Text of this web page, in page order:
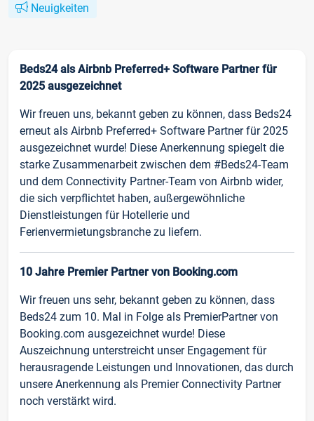
Neuigkeiten
Beds24 als Airbnb Preferred+ Software Partner für
2025 ausgezeichnet
Wir freuen uns, bekannt geben zu können, dass Beds24
erneut als Airbnb Preferred+ Software Partner für 2025
ausgezeichnet wurde! Diese Anerkennung spiegelt die
starke Zusammenarbeit zwischen dem #Beds24-Team
und dem Connectivity Partner-Team von Airbnb wider,
die sich verpflichtet haben, außergewöhnliche
Dienstleistungen für Hotellerie und
Ferienvermietungsbranche zu liefern.
10 Jahre Premier Partner von Booking.com
Wir freuen uns sehr, bekannt geben zu können, dass
Beds24 zum 10. Mal in Folge als PremierPartner von
Booking.com ausgezeichnet wurde! Diese
Auszeichnung unterstreicht unser Engagement für
herausragende Leistungen und Innovationen, das durch
unsere Anerkennung als Premier Connectivity Partner
noch verstärkt wird.